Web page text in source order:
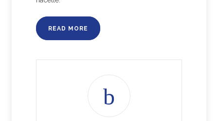
READ MORE